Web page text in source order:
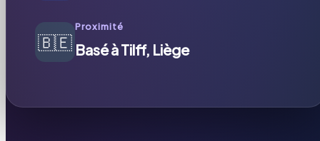
🇧🇪
Proximité
Basé à Tilff, Liège